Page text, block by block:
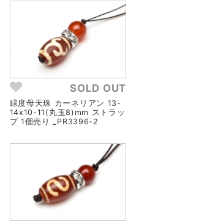
SOLD OUT
緑度母天珠 カーネリアン 13-
14x10-11(丸玉8)mm ストラッ
プ 1個売り _PR3396-2